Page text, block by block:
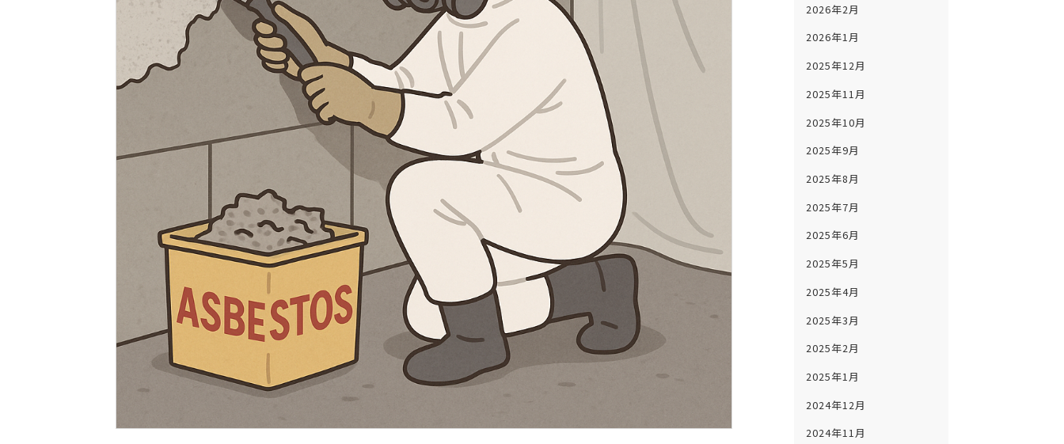
2026年2月
2026年1月
2025年12月
2025年11月
2025年10月
2025年9月
2025年8月
2025年7月
2025年6月
2025年5月
2025年4月
2025年3月
2025年2月
2025年1月
2024年12月
2024年11月